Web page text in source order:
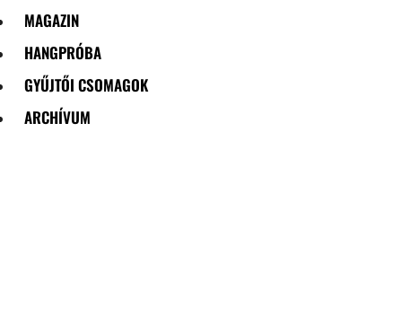
MAGAZIN
HANGPRÓBA
GYŰJTŐI CSOMAGOK
ARCHÍVUM